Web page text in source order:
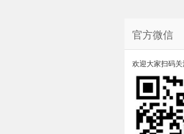
官方微信
欢迎大家扫码关